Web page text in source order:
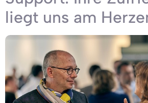
liegt uns am